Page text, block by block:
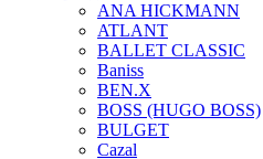
ANA HICKMANN
ATLANT
BALLET CLASSIC
Baniss
BEN.X
BOSS (HUGO BOSS)
BULGET
Cazal